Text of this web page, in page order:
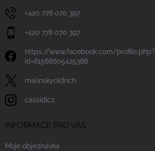
+420 778 070 397
+420 778 070 397
https://www.facebook.com/profile.php?
id=61568605425388
malinskyoldrich
cassidicz
INFORMACE PRO VÁS
Moje objednávka